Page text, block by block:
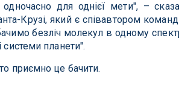
для однієї мети", –
Крузі, який є співавтором
безліч молекул в одному
системи планети".
приємно це бачити.